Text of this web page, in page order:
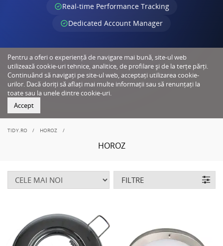
Real-time Performance Tracking
Dedicated Account Manager
Pentru a oferi o experiență de navigare mai bună, site-ul web
utilizează cookie-uri tehnice, analitice, de profilare și de la terțe părți.
Continuând să navigați pe site-ul web, acceptați utilizarea cookie-
urilor. Dacă doriți să aflați mai multe informații sau să renunțați la
toate sau la unele dintre cookie-uri.
Accept
TIDY.RO HOROZ
HOROZ
FILTRE